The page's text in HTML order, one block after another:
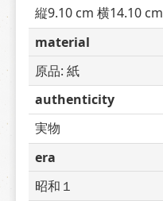
縦9.10 cm 横14.10 cm
material
原品: 紙
authenticity
実物
era
昭和１